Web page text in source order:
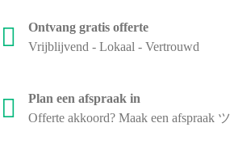
Ontvang gratis offerte
Vrijblijvend - Lokaal - Vertrouwd
Plan een afspraak in
Offerte akkoord? Maak een afspraak ツ